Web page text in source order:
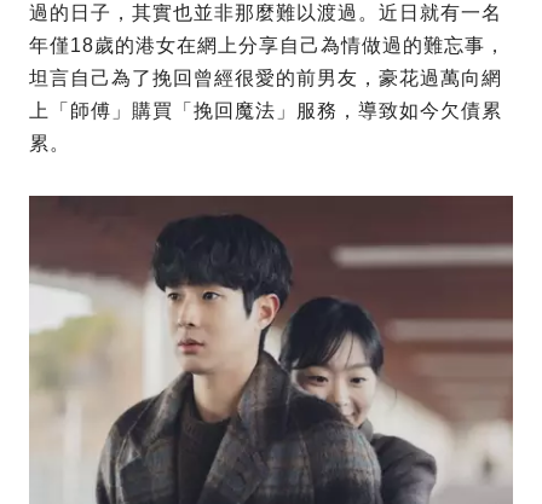
過的日子，其實也並非那麼難以渡過。近日就有一名
年僅18歲的港女在網上分享自己為情做過的難忘事，
坦言自己為了挽回曾經很愛的前男友，豪花過萬向網
上「師傅」購買「挽回魔法」服務，導致如今欠債累
累。